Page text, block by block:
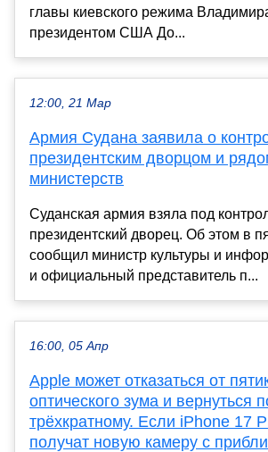
главы киевского режима
президентом США До...
12:00, 21 Мар
Армия Судана заявила о
президентским дворцом и
министерств
Суданская армия взяла под
президентский дворец. Об этом в
сообщил министр культуры и
и официальный представитель п...
16:00, 05 Апр
Apple может отказаться от
оптического зума и вернуться
трёхкратному. Если iPhone 17
получат новую камеру с